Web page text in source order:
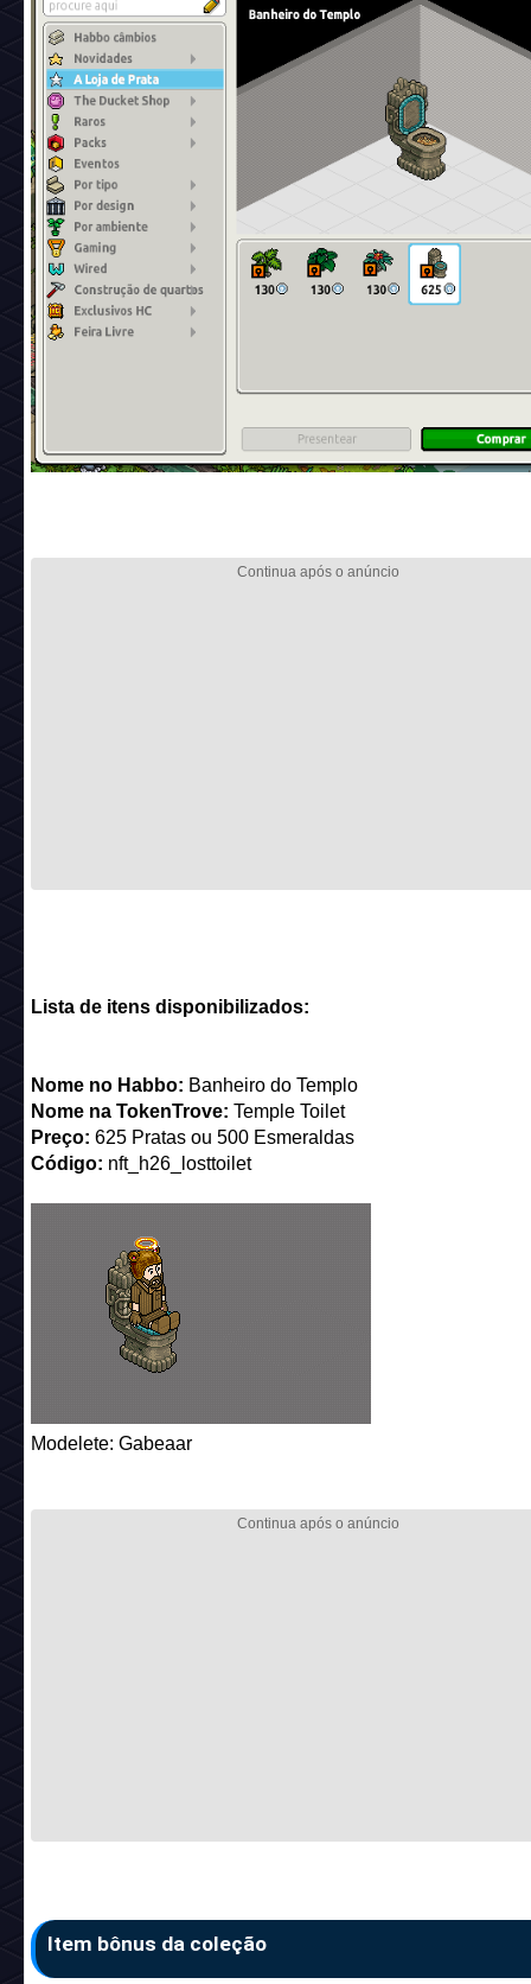
Lista de itens disponibilizados:
Nome no Habbo: Banheiro do Templo
Nome na TokenTrove: Temple Toilet
Preço: 625 Pratas ou 500 Esmeraldas
Código: nft_h26_losttoilet
Modelete: Gabeaar
Item bônus da coleção